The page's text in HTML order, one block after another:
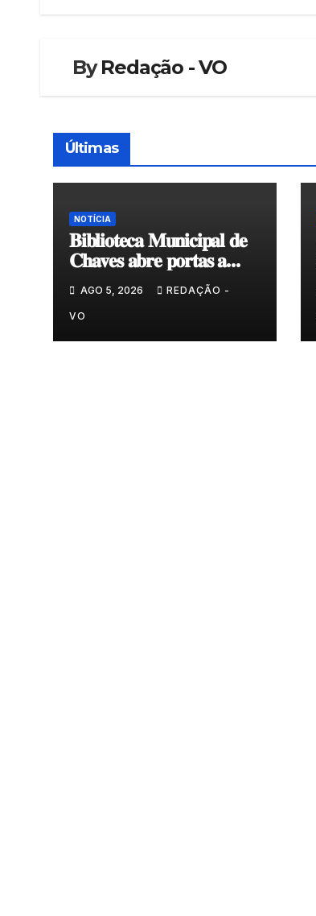
ByRedação - VO
Últimas
NOTÍCIA
𝐁𝐢𝐛𝐥𝐢𝐨𝐭𝐞𝐜𝐚 𝐌𝐮𝐧𝐢𝐜𝐢𝐩𝐚𝐥 𝐝𝐞
𝐂𝐡𝐚𝐯𝐞𝐬 𝐚𝐛𝐫𝐞 𝐩𝐨𝐫𝐭𝐚𝐬 𝐚
𝐩𝐢𝐧𝐭𝐮𝐫𝐚 𝐝𝐮𝐫𝐚𝐧𝐭𝐞 𝐨 𝐦𝐞̂𝐬 𝐝𝐞
𝐚𝐠𝐨𝐬𝐭𝐨
AGO 5, 2026 REDAÇÃO -
VO